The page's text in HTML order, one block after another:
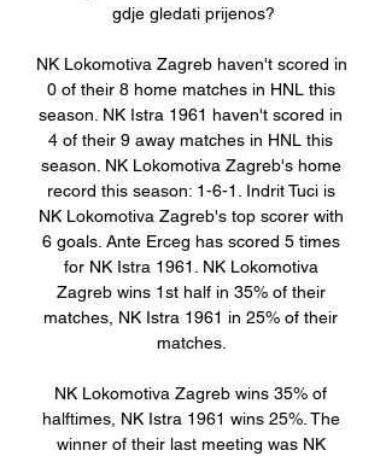
gdje gledati prijenos?
NK Lokomotiva Zagreb haven't scored in
0 of their 8 home matches in HNL this
season. NK Istra 1961 haven't scored in
4 of their 9 away matches in HNL this
season. NK Lokomotiva Zagreb's home
record this season: 1-6-1. Indrit Tuci is
NK Lokomotiva Zagreb's top scorer with
6 goals. Ante Erceg has scored 5 times
for NK Istra 1961. NK Lokomotiva
Zagreb wins 1st half in 35% of their
matches, NK Istra 1961 in 25% of their
matches.
NK Lokomotiva Zagreb wins 35% of
halftimes, NK Istra 1961 wins 25%. The
winner of their last meeting was NK